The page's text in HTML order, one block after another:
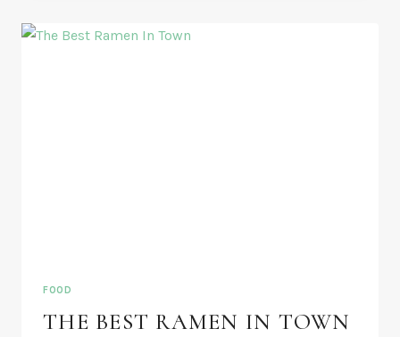
FOOD
THE BEST RAMEN IN TOWN